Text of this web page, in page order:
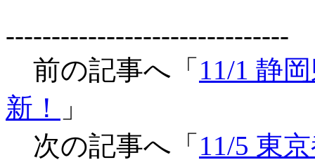
-------------------------------
前の記事へ「 11/1 静
新！
」
次の記事へ「 11/5 東